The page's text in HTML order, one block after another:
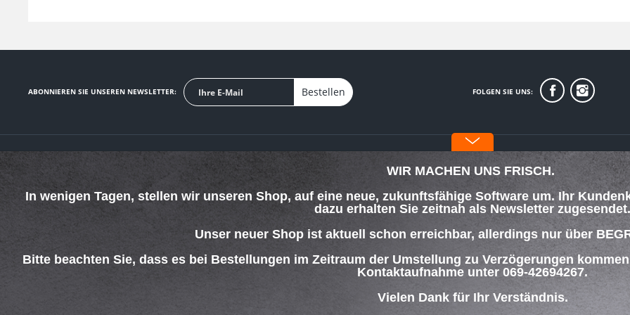
ABONNIEREN SIE UNSEREN NEWSLETTER: Bestellen FOLGEN SIE UNS:
WIR MACHEN UNS FRISCH.
In wenigen Tagen, stellen wir unseren Shop, auf eine neue, zukunftsfähige Software um. Ihr
dazu erhalten Sie zeitnah als Newsletter zugesendet.
Unser neuer Shop ist aktuell schon erreichbar, allerdings nur über
Bitte beachten Sie, dass es bei Bestellungen im Zeitraum der Umstellung zu Verzögerungen
Kontaktaufnahme unter 069-42694267.
Vielen Dank für Ihr Verständnis.
SERVICE HOTLINE
Telefonische Unterstützung und Beratung unter:
069 - 4269 4267
Mo-Do. 08:00 - 15:00 Uhr
SHOP SERVICE
Defektes Produkt
Verpackungsentsorgung
Rückgabe
Batterieentsorgung
INFORMATIONEN
Über uns
Datenschutz
Impressum